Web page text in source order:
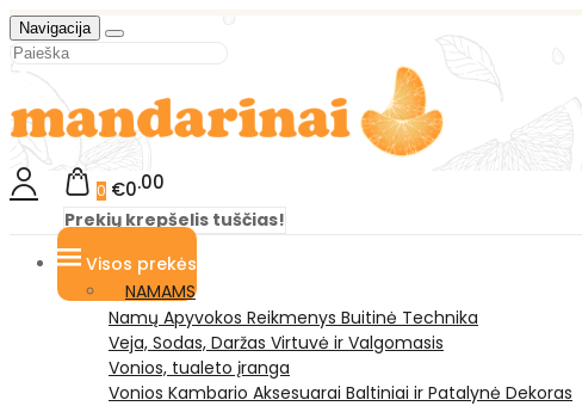
Navigacija
0 €0 00
Prekių krepšelis tuščias!
Visos prekės
NAMAMS
Namų Apyvokos Reikmenys Buitinė Technika
Veja, Sodas, Daržas Virtuvė ir Valgomasis
Vonios, tualeto įranga
Vonios Kambario Aksesuarai Baltiniai ir Patalynė Dekoras